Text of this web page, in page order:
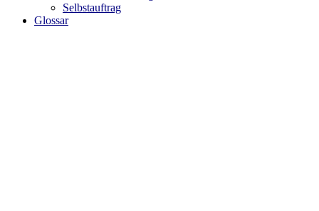
Selbstauftrag
Glossar